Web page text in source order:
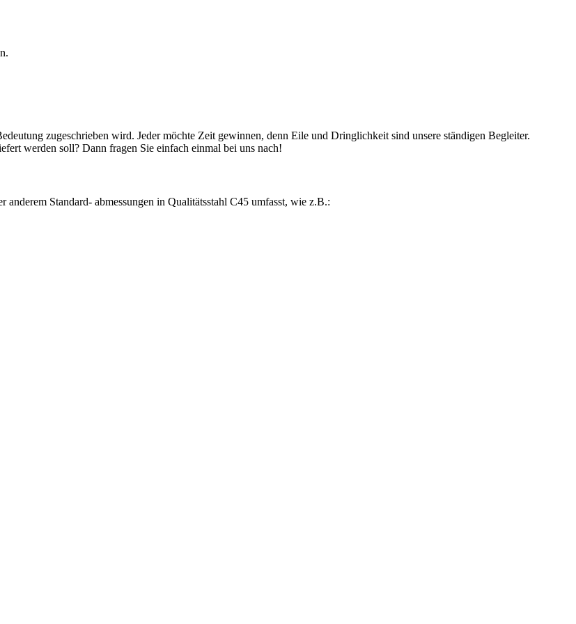
zugeschrieben wird. Jeder möchte Zeit gewinnen, denn Eile und Dringlichkeit sind unsere ständigen Begleiter.
werden soll? Dann fragen Sie einfach einmal bei uns nach!
Standard- abmessungen in Qualitätsstahl C45 umfasst, wie z.B.: